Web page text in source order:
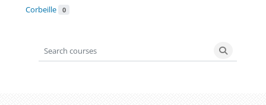
Corbeille 0
Search courses
Search